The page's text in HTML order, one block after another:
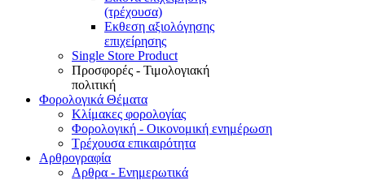
(τρέχουσα)
Εκθεση αξιολόγησης
επιχείρησης
Single Store Product
Προσφορές - Τιμολογιακή
πολιτική
Φορολογικά Θέματα
Κλίμακες φορολογίας
Φορολογική - Οικονομική ενημέρωση
Τρέχουσα επικαιρότητα
Αρθρογραφία
Αρθρα - Ενημερωτικά